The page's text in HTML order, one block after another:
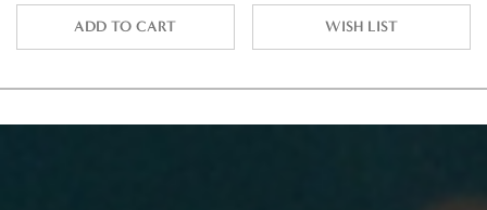
ADD TO CART WISH LIST